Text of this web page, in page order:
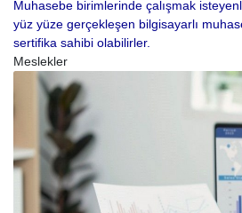
Muhasebe birimlerinde çalışmak
yüz yüze gerçekleşen bilgisayarlı
sertifika sahibi olabilirler.
Meslekler